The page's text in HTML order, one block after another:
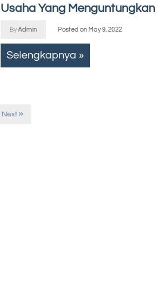
Usaha Yang Menguntungkan
ByAdmin Posted on May 9, 2022
Selengkapnya »
Next